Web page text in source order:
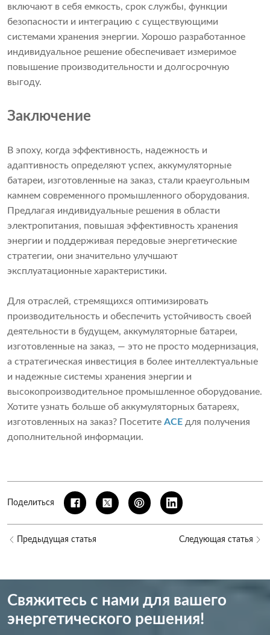
включают в себя емкость, срок службы, функции
безопасности и интеграцию с существующими
системами хранения энергии. Хорошо разработанное
индивидуальное решение обеспечивает измеримое
повышение производительности и долгосрочную
выгоду.
Заключение
В эпоху, когда эффективность, надежность и
адаптивность определяют успех, аккумуляторные
батареи, изготовленные на заказ, стали краеугольным
камнем современного промышленного оборудования.
Предлагая индивидуальные решения в области
электропитания, повышая эффективность хранения
энергии и поддерживая передовые энергетические
стратегии, они значительно улучшают
эксплуатационные характеристики.
Для отраслей, стремящихся оптимизировать
производительность и обеспечить устойчивость своей
деятельности в будущем, аккумуляторные батареи,
изготовленные на заказ, — это не просто модернизация,
а стратегическая инвестиция в более интеллектуальные
и надежные системы хранения энергии и
высокопроизводительное промышленное оборудование.
Хотите узнать больше об аккумуляторных батареях,
изготовленных на заказ? Посетите ACE для получения
дополнительной информации.
Поделиться
Предыдущая статья Следующая статья
Свяжитесь с нами для вашего
энергетического решения!